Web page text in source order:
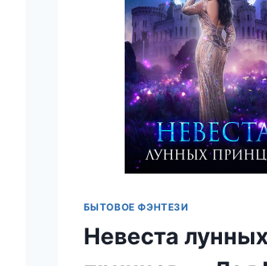
БЫТОВОЕ ФЭНТЕЗИ
Невеста лунных